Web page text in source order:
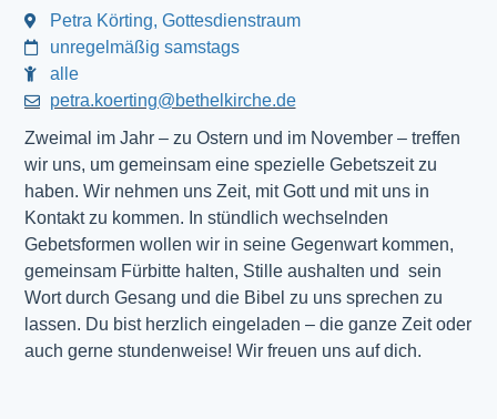
Petra Körting, Gottesdienstraum
unregelmäßig samstags
alle
petra.koerting@bethelkirche.de
Zweimal im Jahr – zu Ostern und im November – treffen
wir uns, um gemeinsam eine spezielle Gebetszeit zu
haben. Wir nehmen uns Zeit, mit Gott und mit uns in
Kontakt zu kommen. In stündlich wechselnden
Gebetsformen wollen wir in seine Gegenwart kommen,
gemeinsam Fürbitte halten, Stille aushalten und sein
Wort durch Gesang und die Bibel zu uns sprechen zu
lassen. Du bist herzlich eingeladen – die ganze Zeit oder
auch gerne stundenweise! Wir freuen uns auf dich.